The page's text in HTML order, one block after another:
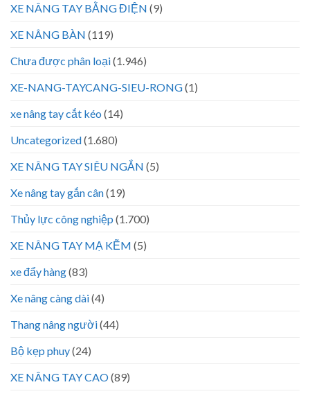
XE NÂNG TAY BẰNG ĐIỆN (9)
XE NÂNG BÀN (119)
Chưa được phân loại(1.946)
XE-NANG-TAYCANG-SIEU-RONG(1)
xe nâng tay cắt kéo (14)
Uncategorized(1.680)
XE NÂNG TAY SIÊU NGẮN (5)
Xe nâng tay gắn cân(19)
Thủy lực công nghiệp (1.700)
XE NÂNG TAY MẠ KẼM (5)
xe đẩy hàng(83)
Xe nâng càng dài(4)
Thang nâng người(44)
Bộ kẹp phuy(24)
XE NÂNG TAY CAO(89)